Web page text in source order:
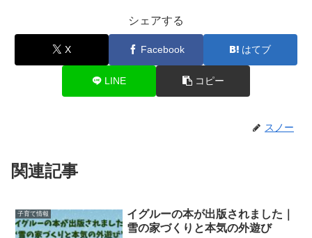
シェアする
X Facebook はてブ
LINE コピー
スノー
関連記事
子育て情報
イグルーの本が出版されました｜
雪の家づくりと本気の外遊び